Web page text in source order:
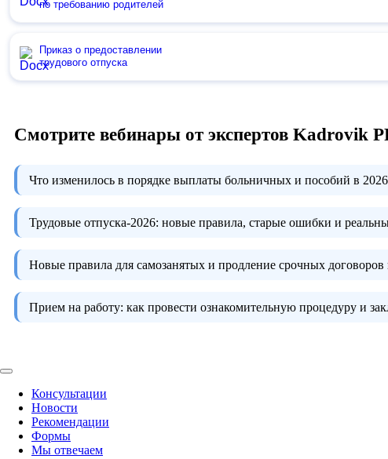
по требованию родителей
Приказ о предоставлении
трудового отпуска
Смотрите вебинары от экспертов Kadrovik
Что изменилось в порядке выплаты больничных и пособий в
Трудовые отпуска-2026: новые правила, старые ошибки и
Новые правила для самозанятых и продление срочных договоров
Прием на работу: как провести ознакомительную процедуру и
Консультации
Новости
Рекомендации
Формы
Мы отвечаем